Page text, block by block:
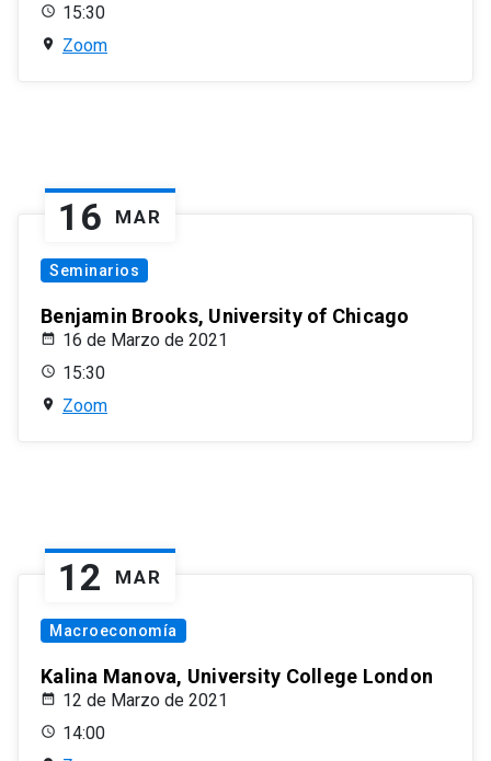
15:30
Zoom
16 MAR
Seminarios
Benjamin Brooks, University of Chicago
16 de Marzo de 2021
15:30
Zoom
12 MAR
Macroeconomía
Kalina Manova, University College London
12 de Marzo de 2021
14:00